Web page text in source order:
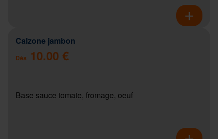
Calzone jambon
Dès 10.00 €
Base sauce tomate, fromage, oeuf